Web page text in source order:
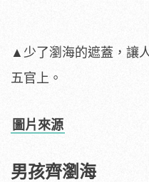
▲少了瀏海的遮蓋，讓
五官上。
圖片來源
男孩齊瀏海